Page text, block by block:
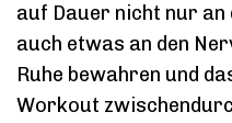
auf Dauer nicht nur
auch etwas an den
Ruhe bewahren und
Workout